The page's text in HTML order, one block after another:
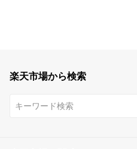
楽天市場から検索